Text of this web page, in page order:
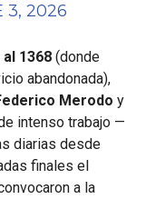
3, 2026
1368 (donde
abandonada),
Merodo y
intenso trabajo —
diarias desde
finales el
a la